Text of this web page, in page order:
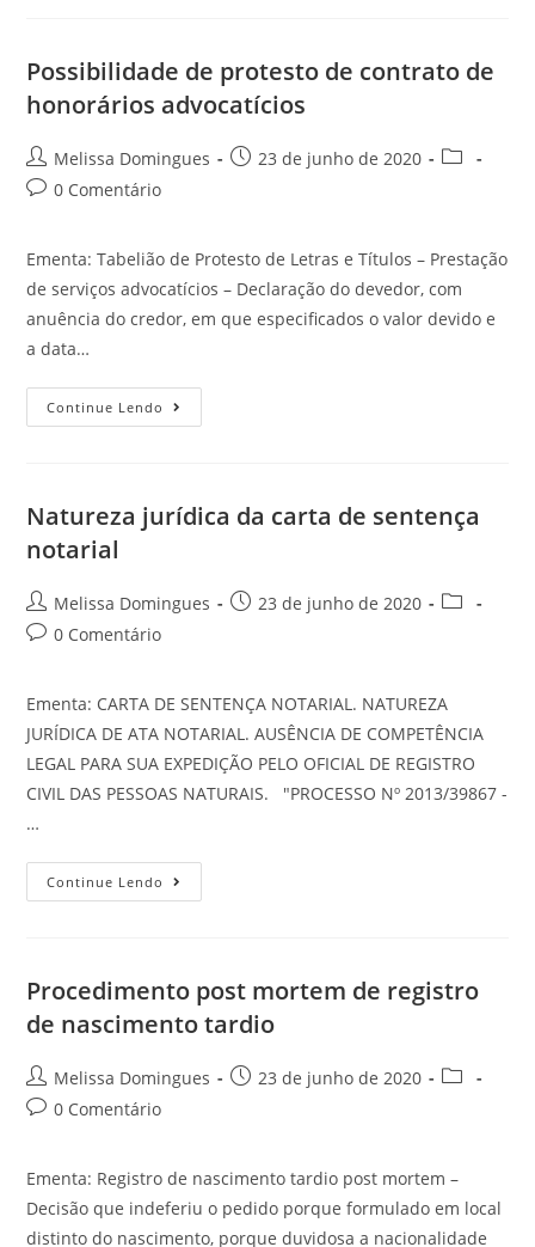
Possibilidade de protesto de contrato de
honorários advocatícios
Melissa Domingues
23 de junho de 2020
0 Comentário
Ementa: Tabelião de Protesto de Letras e Títulos – Prestação
de serviços advocatícios – Declaração do devedor, com
anuência do credor, em que especificados o valor devido e
a data…
Continue Lendo
Natureza jurídica da carta de sentença
notarial
Melissa Domingues
23 de junho de 2020
0 Comentário
Ementa: CARTA DE SENTENÇA NOTARIAL. NATUREZA
JURÍDICA DE ATA NOTARIAL. AUSÊNCIA DE COMPETÊNCIA
LEGAL PARA SUA EXPEDIÇÃO PELO OFICIAL DE REGISTRO
CIVIL DAS PESSOAS NATURAIS. "PROCESSO Nº 2013/39867 -
…
Continue Lendo
Procedimento post mortem de registro
de nascimento tardio
Melissa Domingues
23 de junho de 2020
0 Comentário
Ementa: Registro de nascimento tardio post mortem –
Decisão que indeferiu o pedido porque formulado em local
distinto do nascimento, porque duvidosa a nacionalidade